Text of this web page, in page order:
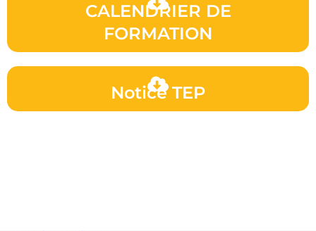
CALENDRIER DE
FORMATION
Notice TEP